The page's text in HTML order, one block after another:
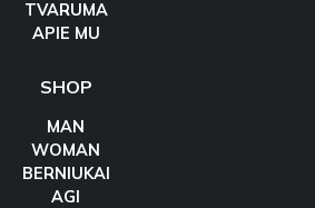
TVARUMA
APIE MU
SHOP
MAN
WOMAN
BERNIUKAI
AGI